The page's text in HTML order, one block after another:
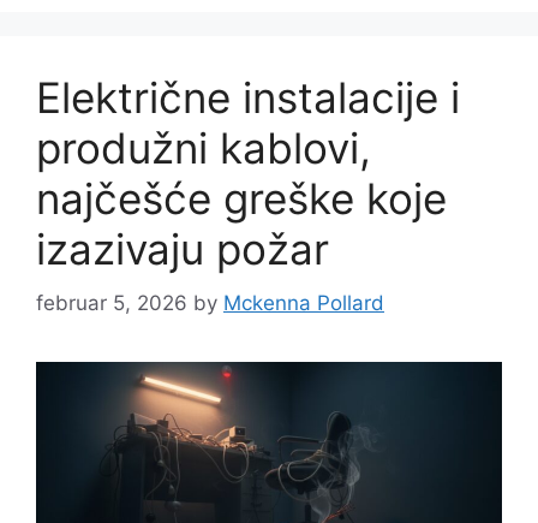
Električne instalacije i
produžni kablovi,
najčešće greške koje
izazivaju požar
februar 5, 2026 by Mckenna Pollard